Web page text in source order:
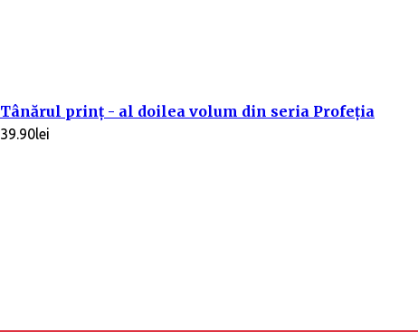
Tânărul prinț - al doilea volum din seria Profeția
39.90lei